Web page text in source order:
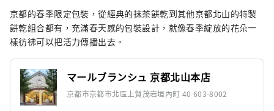
京都的春季限定包裝，從經典的抹茶餅乾到其他京都北山的特製
餅乾組合都有，充滿春天感的包裝設計，就像春季綻放的花朵一
樣彷彿可以把活力傳播出去。
マールブランシュ 京都北山本店
京都市京都市北區上賀茂岩垣內町 40 603-8002